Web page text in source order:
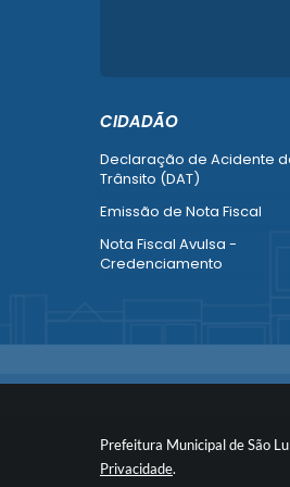
Prefeitura Municipal de São
Privacidade.
CIDADÃO
Declaração de Acidente
Trânsito (DAT)
Emissão de Nota Fiscal
Nota Fiscal Avulsa -
Credenciamento
Ver mais serviços do